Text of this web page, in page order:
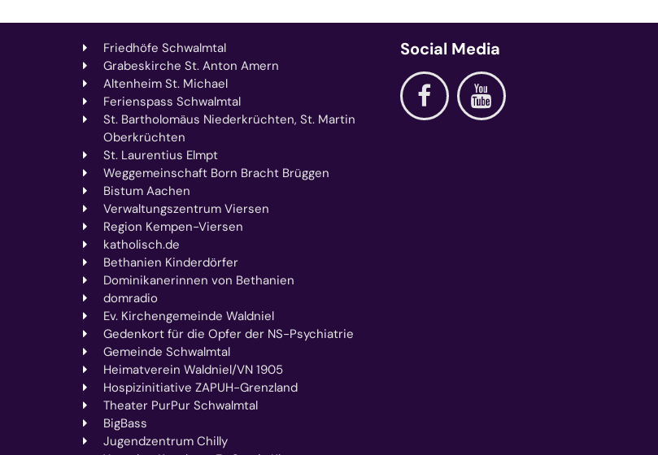
Friedhöfe Schwalmtal
Grabeskirche St. Anton Amern
Altenheim St. Michael
Ferienspass Schwalmtal
St. Bartholomäus Niederkrüchten, St. Martin
Oberkrüchten
St. Laurentius Elmpt
Weggemeinschaft Born Bracht Brüggen
Bistum Aachen
Verwaltungszentrum Viersen
Region Kempen-Viersen
katholisch.de
Bethanien Kinderdörfer
Dominikanerinnen von Bethanien
domradio
Ev. Kirchengemeinde Waldniel
Gedenkort für die Opfer der NS-Psychiatrie
Gemeinde Schwalmtal
Heimatverein Waldniel/VN 1905
Hospizinitiative ZAPUH-Grenzland
Theater PurPur Schwalmtal
BigBass
Jugendzentrum Chilly
Social Media